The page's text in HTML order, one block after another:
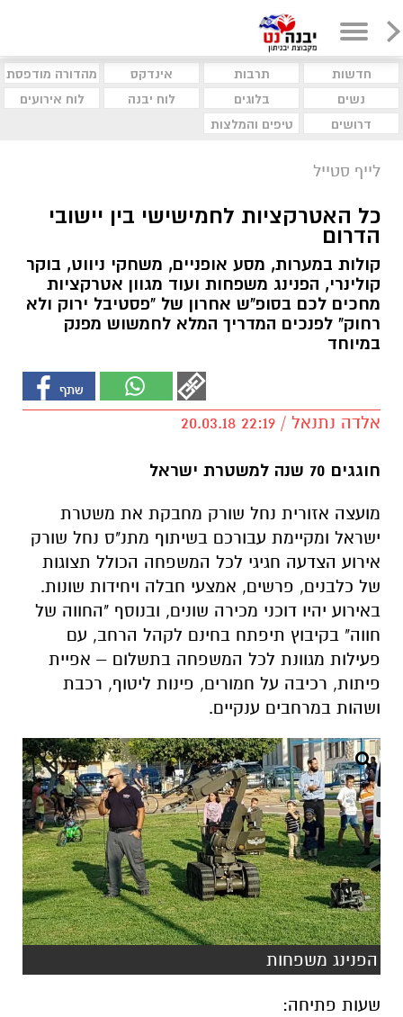
חדשות תרבות אינדקס
מהדורה מודפסת
נשים
בלוגים לוח יבנה
לוח אירועים
דרושים
טיפים והמלצות
לייף סטייל
כל האטרקציות לחמישישי בין יישובי
הדרום
קולות במערות, מסע אופניים, משחקי ניווט, בוקר
קולינרי, הפנינג משפחות ועוד מגוון אטרקציות
מחכים לכם בסופ"ש אחרון של "פסטיבל ירוק ולא
רחוק" לפנכים המדריך המלא לחמשוש מפנק
במיוחד
אלדה נתנאל / 22:19 20.03.18
חוגגים 70 שנה למשטרת ישראל
מועצה אזורית נחל שורק מחבקת את משטרת
ישראל ומקיימת עבורכם בשיתוף מתנ"ס נחל שורק
אירוע הצדעה חגיגי לכל המשפחה הכולל תצוגות
של כלבנים, פרשים, אמצעי חבלה ויחידות שונות.
באירוע יהיו דוכני מכירה שונים, ובנוסף "החווה של
חווה" בקיבוץ תיפתח בחינם לקהל הרחב, עם
פעילות מגוונת לכל המשפחה בתשלום – אפיית
פיתות, רכיבה על חמורים, פינות ליטוף, רכבת
ושהות במרחבים ענקיים.
הפנינג משפחות
שעות פתיחה: